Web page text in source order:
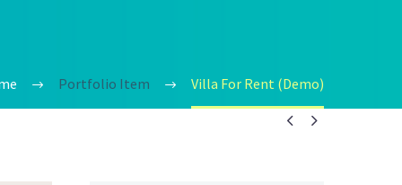
Portfolio Item Villa For Rent (Demo)
 